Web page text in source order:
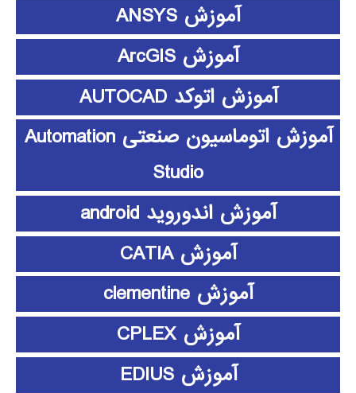
آموزش ANSYS
آموزش ArcGIS
آموزش اتوکد AUTOCAD
آموزش اتوماسیون صنعتی Automation
Studio
آموزش اندوروید android
آموزش CATIA
آموزش clementine
آموزش CPLEX
آموزش EDIUS